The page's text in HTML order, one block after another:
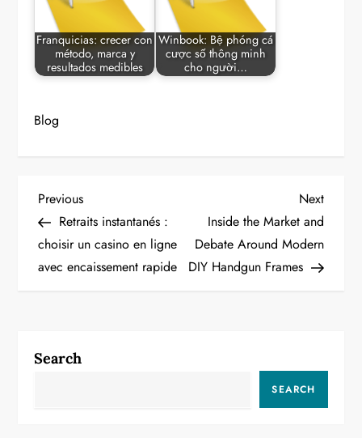
Franquicias: crecer con
método, marca y
resultados medibles
Winbook: Bệ phóng cá
cược số thông minh
cho người…
Blog
P
o
s
n
Previous
Post
Previous
Retraits instantanés :
choisir un casino en ligne
avec encaissement rapide
Next
Post
Next
Inside the Market and
Debate Around Modern
DIY Handgun Frames
Search
SEARCH